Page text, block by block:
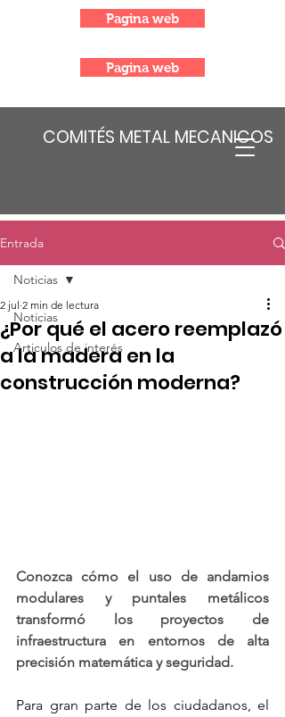
COMITÉS METAL MECANICOS
Pagina web
Pagina web
Entrada
Noticias
Articulos de interés
Noticias
¿Por qué el acero reemplazó
a la madera en la
construcción moderna?
2 jul 2 min de lectura
Conozca cómo el uso de andamios
modulares y puntales metálicos
transformó los proyectos de
infraestructura en entornos de alta
precisión matemática y seguridad.
Para gran parte de los ciudadanos, el